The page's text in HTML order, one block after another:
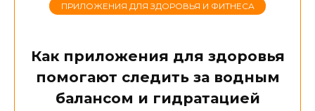
ПРИЛОЖЕНИЯ ДЛЯ ЗДОРОВЬЯ И ФИТНЕСА
Как приложения для здоровья
помогают следить за водным
балансом и гидратацией